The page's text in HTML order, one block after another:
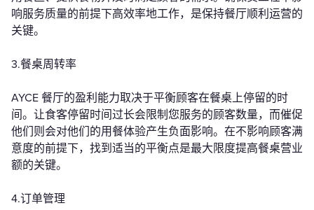
响服务质量的前提下高效率地工作，是保持餐厅顺利运营的
关键。
3.餐桌周转率
AYCE 餐厅的盈利能力取决于平衡顾客在餐桌上停留的时
间。让食客停留时间过长会限制您服务的顾客数量，而催促
他们则会对他们的用餐体验产生负面影响。在不影响顾客满
意度的前提下，找到适当的平衡点是最大限度提高餐桌营业
额的关键。
4.订单管理